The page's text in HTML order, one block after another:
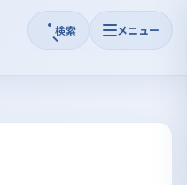
検索 メニュー